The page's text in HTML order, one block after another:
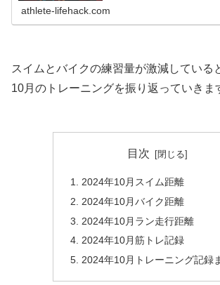
athlete-lifehack.com
スイムとバイクの練習量が激減している
10月のトレーニングを振り返っていきま
目次
2024年10月スイム距離
2024年10月バイク距離
2024年10月ラン走行距離
2024年10月筋トレ記録
2024年10月トレーニング記録